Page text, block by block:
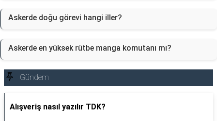
Askerde doğu görevi hangi iller?
Askerde en yüksek rütbe manga komutanı mı?
Gündem
Alışveriş nasıl yazılır TDK?